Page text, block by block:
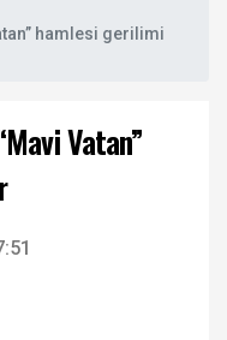
hamlesi gerilimi
Vatan”